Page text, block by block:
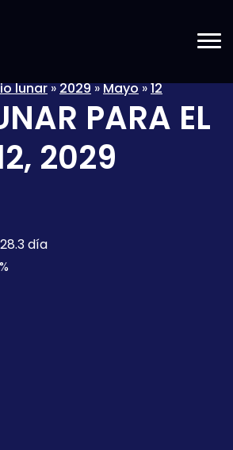
lunar»2029»Mayo»12
PARA EL
2029
28.3 día